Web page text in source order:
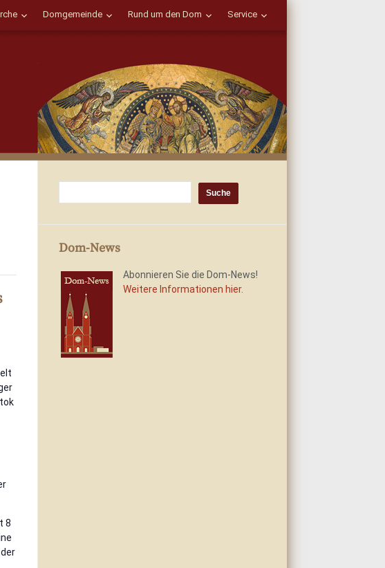
Domgemeinde Rund um den Dom Service
8
Dom-News
Abonnieren Sie die Dom-News!
Weitere Informationen hier.